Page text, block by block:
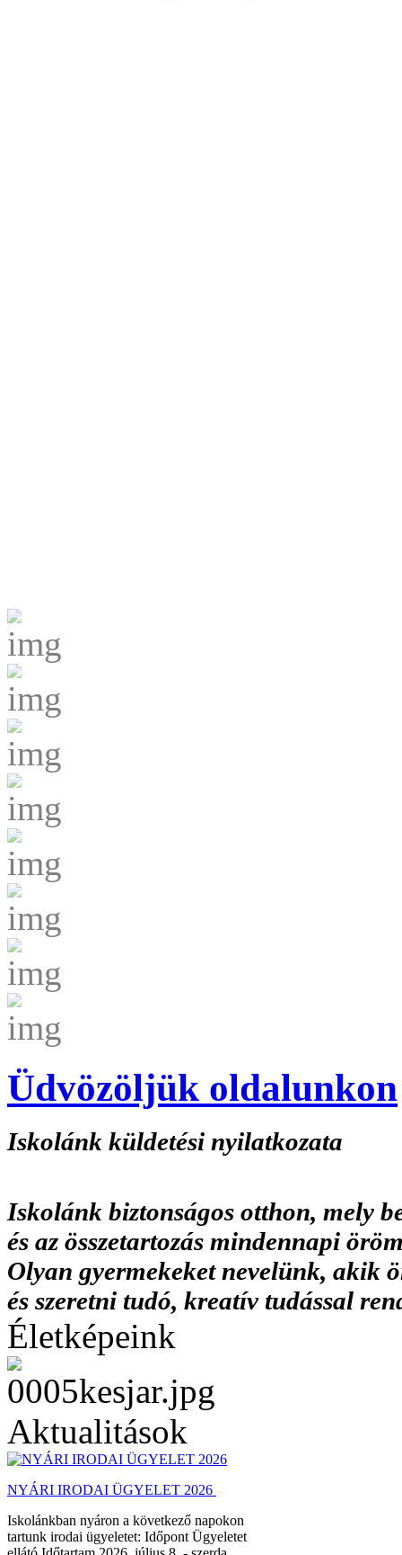
Üdvözöljük oldalunkon
Iskolánk küldetési nyilatkozata
Iskolánk biztonságos otthon, mely
és az összetartozás mindennapi
Olyan gyermekeket nevelünk, akik
és szeretni tudó, kreatív tudással
Életképeink
Aktualitások
NYÁRI IRODAI ÜGYELET 2026
Iskolánkban nyáron a következő napokon
tartunk irodai ügyeletet: Időpont Ügyeletet